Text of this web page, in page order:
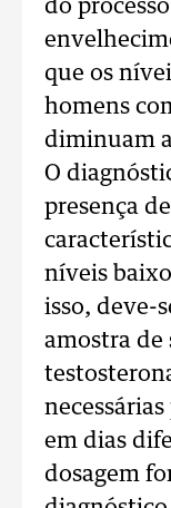
do
que os
homens
diminuam
O
presença
níveis
isso, deve-
amostra de
em dias
dosagem